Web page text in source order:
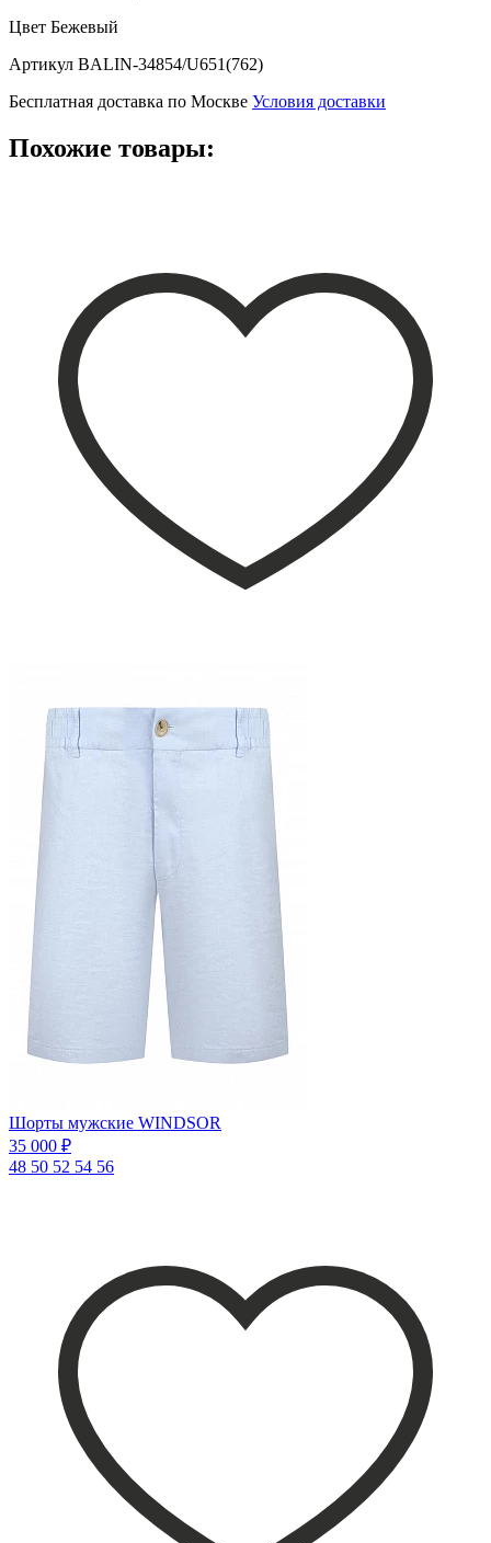
Цвет Бежевый
Артикул BALIN-34854/U651(762)
Бесплатная доставка по Москве Условия доставки
Похожие товары:
Шорты мужские WINDSOR
35 000 ₽
48 50 52 54 56